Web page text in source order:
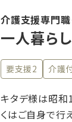
介護支援専門
一人暮ら
要支援2 介護
キタデ様は昭和
くはご自身で行